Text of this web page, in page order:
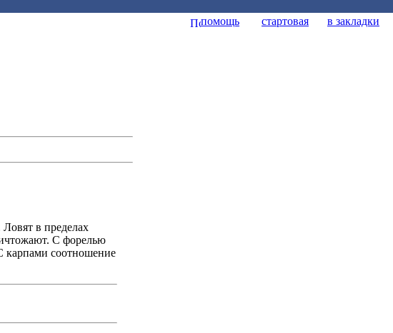
помощь стартовая
в закладки
в пределах
С форелью
карпами соотношение